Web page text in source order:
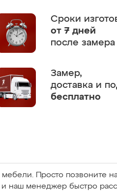
Сроки
от 7 дней
после замера
Замер,
доставка и
бесплатно
мебели. Просто позвоните
и наш менеджер быстро